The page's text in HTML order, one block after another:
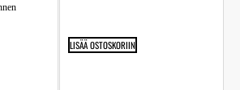
LISÄÄ OSTOSKORIIN